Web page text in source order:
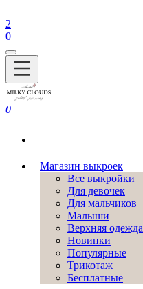
2
0
0
Магазин выкроек
Все выкройки
Для девочек
Для мальчиков
Малыши
Верхняя одежда
Новинки
Популярные
Трикотаж
Бесплатные